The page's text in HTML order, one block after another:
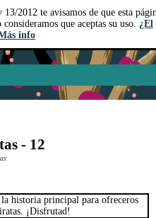
2012 te avisamos de que esta
que aceptas su uso. ¿El
info
- 12
la historia principal para ofreceros
¡Disfrutad!